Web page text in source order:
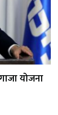
गाजा योजना